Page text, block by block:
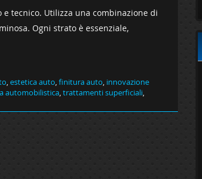
tecnico. Utilizza una combinazione di
Ogni strato è essenziale,
,estetica auto,finitura auto, innovazione
automobilistica,trattamenti superficiali,